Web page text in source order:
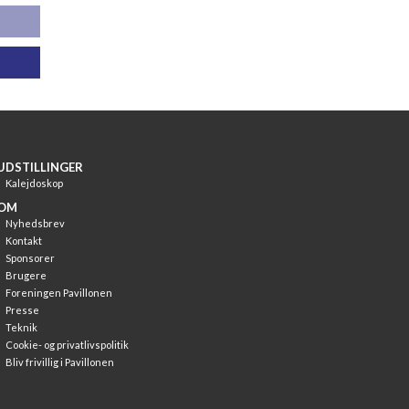
Kalejdoskop
Nyhedsbrev
Kontakt
Sponsorer
Brugere
Foreningen Pavillonen
Presse
Teknik
Cookie- og privatlivspolitik
Bliv frivillig i Pavillonen